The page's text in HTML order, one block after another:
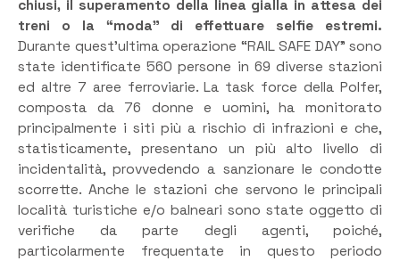
chiusi, il superamento della linea gialla in attesa dei
treni o la “moda” di effettuare selfie estremi.
Durante quest’ultima operazione “RAIL SAFE DAY” sono
state identificate 560 persone in 69 diverse stazioni
ed altre 7 aree ferroviarie. La task force della Polfer,
composta da 76 donne e uomini, ha monitorato
principalmente i siti più a rischio di infrazioni e che,
statisticamente, presentano un più alto livello di
incidentalità, provvedendo a sanzionare le condotte
scorrette. Anche le stazioni che servono le principali
località turistiche e/o balneari sono state oggetto di
verifiche da parte degli agenti, poiché,
particolarmente frequentate in questo periodo